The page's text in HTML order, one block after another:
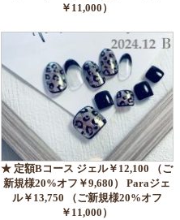
￥11,000）
★ 定額Bコース ジェル￥12,100 （ご
新規様20%オフ￥9,680） Paraジェ
ル￥13,750 （ご新規様20%オフ
￥11,000）